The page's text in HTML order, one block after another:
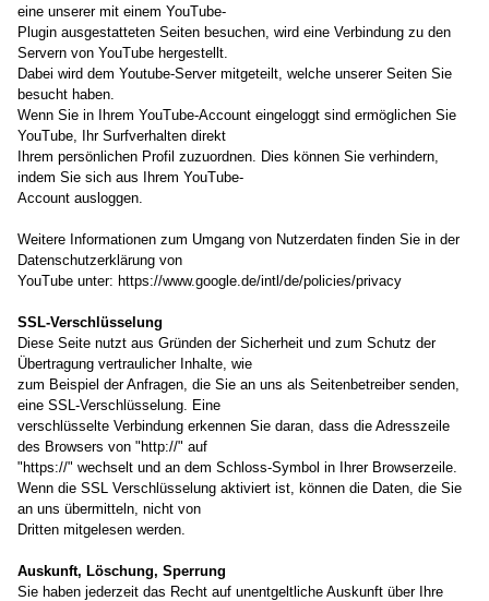
eine unserer mit einem YouTube-
Plugin ausgestatteten Seiten besuchen, wird eine Verbindung zu den
Servern von YouTube hergestellt.
Dabei wird dem Youtube-Server mitgeteilt, welche unserer Seiten Sie
besucht haben.
Wenn Sie in Ihrem YouTube-Account eingeloggt sind ermöglichen Sie
YouTube, Ihr Surfverhalten direkt
Ihrem persönlichen Profil zuzuordnen. Dies können Sie verhindern,
indem Sie sich aus Ihrem YouTube-
Account ausloggen.
Weitere Informationen zum Umgang von Nutzerdaten finden Sie in der
Datenschutzerklärung von
YouTube unter: https://www.google.de/intl/de/policies/privacy
SSL-Verschlüsselung
Diese Seite nutzt aus Gründen der Sicherheit und zum Schutz der
Übertragung vertraulicher Inhalte, wie
zum Beispiel der Anfragen, die Sie an uns als Seitenbetreiber senden,
eine SSL-Verschlüsselung. Eine
verschlüsselte Verbindung erkennen Sie daran, dass die Adresszeile
des Browsers von "http://" auf
"https://" wechselt und an dem Schloss-Symbol in Ihrer Browserzeile.
Wenn die SSL Verschlüsselung aktiviert ist, können die Daten, die Sie
an uns übermitteln, nicht von
Dritten mitgelesen werden.
Auskunft, Löschung, Sperrung
Sie haben jederzeit das Recht auf unentgeltliche Auskunft über Ihre